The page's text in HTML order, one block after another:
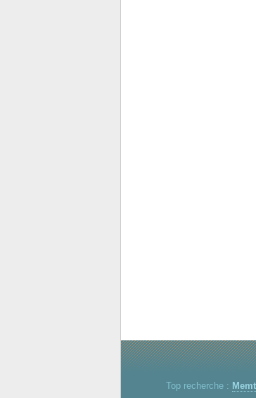
Top recherche :